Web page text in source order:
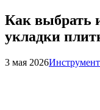
Как выбрать
укладки
3 мая 2026